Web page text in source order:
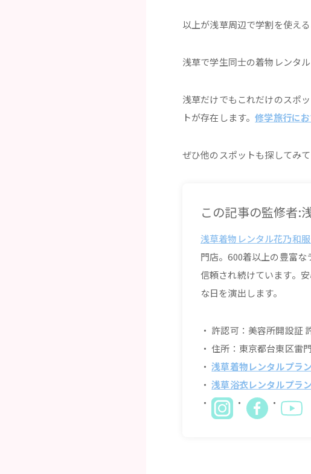
以上が浅草周辺で学割を使え
浅草で学生同士の着物レンタ
浅草だけでもこれだけのスポ
トが存在します。修学旅行に
ぜひ他のスポットも探してみ
この記事の監修者:
浅草着物レンタル花乃和服
門店。600着以上の豊富
信頼され続けています。
な日を演出します。
許認可：美容所開設証
住所：東京都台東区雷
浅草着物レンタルプラ
浅草浴衣レンタルプラ